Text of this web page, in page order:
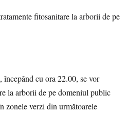
cu ora 22.00, se vor
la arborii de pe domeniul public
zonele verzi din următoarele